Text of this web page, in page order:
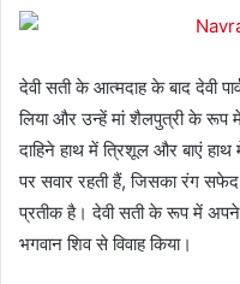
देवी सती के आत्मदाह के बाद देवी
लिया और उन्हें मां शैलपुत्री के रूप
दाहिने हाथ में त्रिशूल और बाएं
पर सवार रहती हैं, जिसका रंग
प्रतीक है। देवी सती के रूप में
भगवान शिव से विवाह किया।